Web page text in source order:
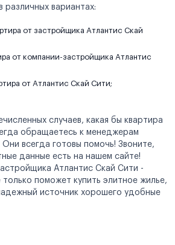
различных вариантах:
от застройщика Атлантис Скай
от компании-застройщика Атлантис
от Атлантис Скай Сити;
случаев, какая бы квартира
обращаетесь к менеджерам
всегда готовы помочь! Звоните,
данные есть на нашем сайте!
Атлантис Скай Сити -
поможет купить элитное жилье,
источник хорошего удобные